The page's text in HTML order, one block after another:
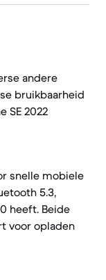
andere
bruikbaarheid
SE 2022
snelle mobiele
5.3,
heeft. Beide
voor opladen